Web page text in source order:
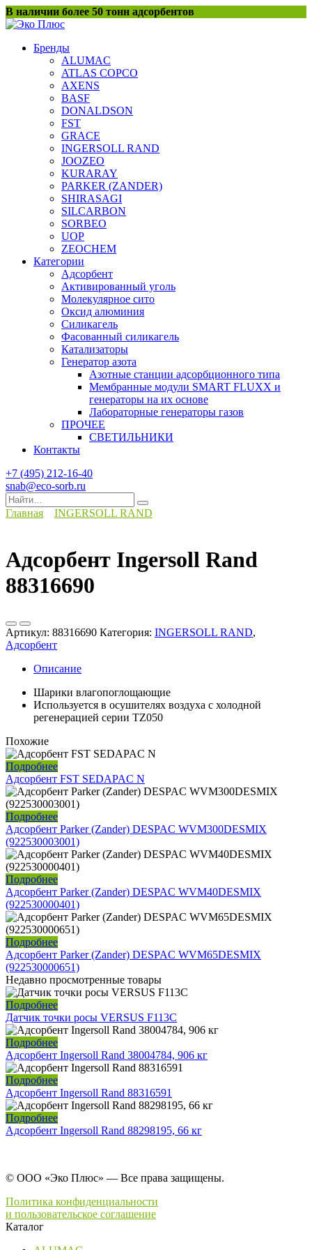
Перейти
к
В наличии более 50 тонн адсорбентов
Бренды
ALUMAC
ATLAS COPCO
AXENS
BASF
DONALDSON
FST
GRACE
INGERSOLL RAND
JOOZEO
KURARAY
PARKER (ZANDER)
SHIRASAGI
SILCARBON
SORBEO
UOP
ZEOCHEM
Категории
Адсорбент
Активированный уголь
Молекулярное сито
Оксид алюминия
Силикагель
Фасованный силикагель
Катализаторы
Генератор азота
Азотные станции адсорбционного типа
Мембранные модули SMART FLUXX и
генераторы на их основе
Лабораторные генераторы газов
ПРОЧЕЕ
СВЕТИЛЬНИКИ
Контакты
+7 (495) 212-16-40
snab@eco-sorb.ru
Search
for:
Главная INGERSOLL RAND
Адсорбент Ingersoll Rand
88316690
Артикул: 88316690 Категория: INGERSOLL RAND,
Адсорбент
Описание
Шарики влагопоглощающие
Используется в осушителях воздуха с холодной
регенерацией серии TZ050
Похожие
Подробнее
Адсорбент FST SEDAPAC N
Подробнее
Адсорбент Parker (Zander) DESPAC WVM300DESMIX
(922530003001)
Подробнее
Адсорбент Parker (Zander) DESPAC WVM40DESMIX
(922530000401)
Подробнее
Адсорбент Parker (Zander) DESPAC WVM65DESMIX
(922530000651)
Недавно просмотренные товары
Подробнее
Датчик точки росы VERSUS F113C
Подробнее
Адсорбент Ingersoll Rand 38004784, 906 кг
Подробнее
Адсорбент Ingersoll Rand 88316591
Подробнее
Адсорбент Ingersoll Rand 88298195, 66 кг
© ООО «Эко Плюс» — Все права защищены.
Политика конфиденциальности
и пользовательское соглашение
Каталог